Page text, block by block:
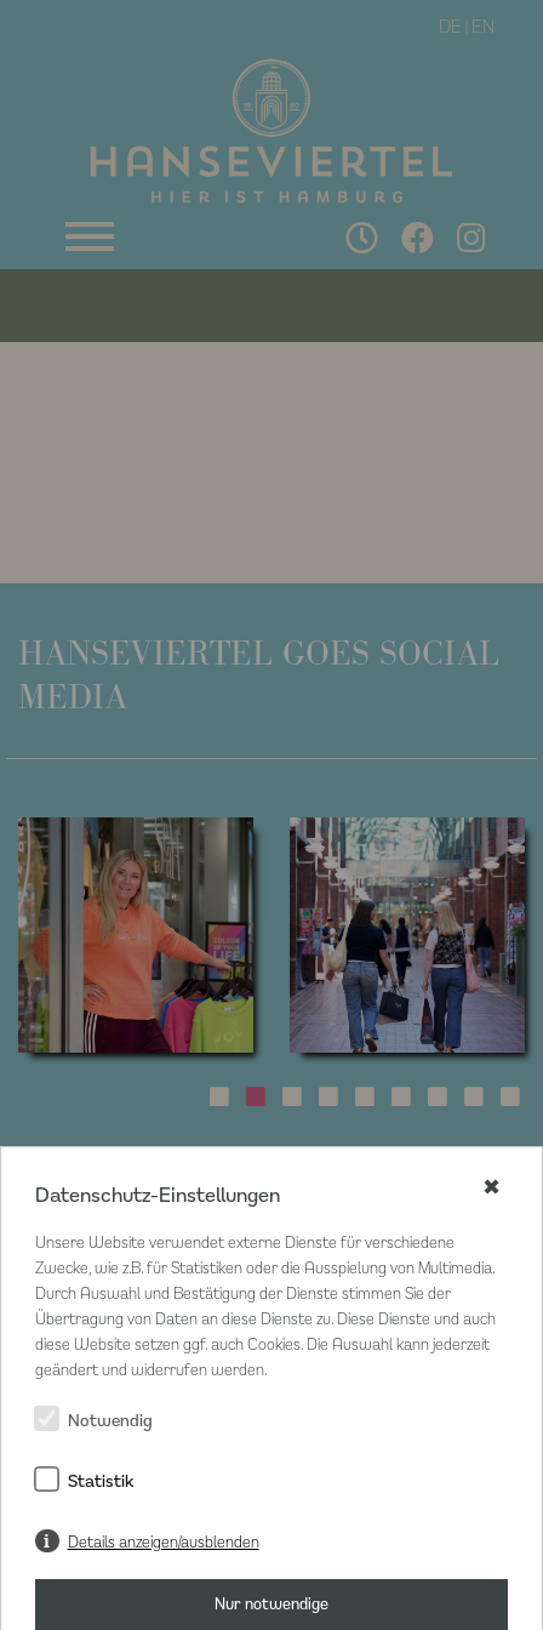
DE EN
HANSEVIERTEL GOES SOCIAL
MEDIA
CENTER MANAGEMENT
Poststraße 33
20354 Hamburg
040 80 802 02 20
info@hanseviertel.de
Center Manager
Datenschutz-Einstellungen
Unsere Website verwendet externe Dienste für verschiedene
Zwecke, wie z.B. für Statistiken oder die Ausspielung von Multimedia.
Durch Auswahl und Bestätigung der Dienste stimmen Sie der
Übertragung von Daten an diese Dienste zu. Diese Dienste und auch
diese Website setzen ggf. auch Cookies. Die Auswahl kann jederzeit
geändert und widerrufen werden.
Notwendig
Statistik
Details anzeigen/ausblenden
Nur notwendige
✖